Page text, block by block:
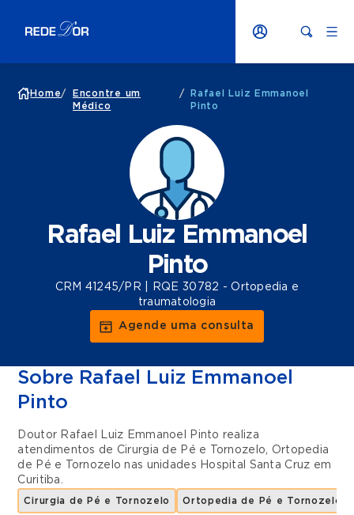
Home/
Encontre um
Médico
/
Rafael Luiz Emmanoel
Pinto
Rafael Luiz Emmanoel
Pinto
CRM 41245/PR | RQE 30782 - Ortopedia e
traumatologia
Agende uma consulta
Sobre Rafael Luiz Emmanoel
Pinto
Doutor Rafael Luiz Emmanoel Pinto realiza
atendimentos de Cirurgia de Pé e Tornozelo, Ortopedia
de Pé e Tornozelo nas unidades Hospital Santa Cruz em
Curitiba.
Cirurgia de Pé e Tornozelo Ortopedia de Pé e Tornozelo